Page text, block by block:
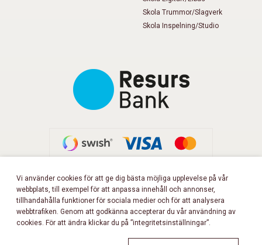
Skola Trummor/Slagverk
Skola Inspelning/Studio
FÖLJ OSS PÅ FACEBOOK!
Vi använder cookies för att ge dig bästa möjliga upplevelse på vår
webbplats, till exempel för att anpassa innehåll och annonser,
tillhandahålla funktioner för sociala medier och för att analysera
webbtrafiken. Genom att godkänna accepterar du vår användning av
cookies. För att ändra klickar du på ”integritetsinställningar”.